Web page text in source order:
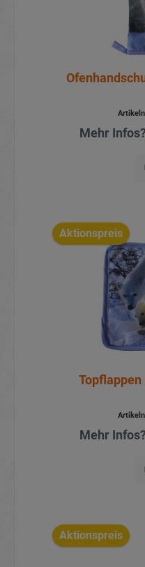
Mehr
Aktionspreis
Topflappen
Mehr
Aktionspreis